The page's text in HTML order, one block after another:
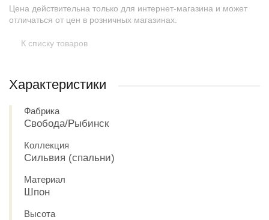
Цена действительна только для интернет-магазина и может
отличаться от цен в розничных магазинах.
К списку товаров
Характеристики
Фабрика
Свобода/Рыбинск
Коллекция
Сильвия (спальни)
Материал
Шпон
Высота